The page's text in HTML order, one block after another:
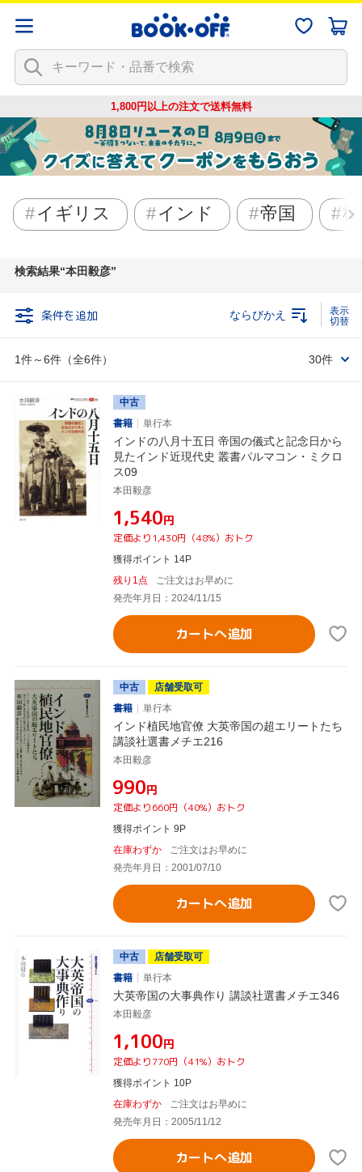
1,800円以上の注文で送料無料
イギリス インド 帝国
検索結果 本田毅彦
条件を追加
1件～6件（全6件）
ならびかえ
30件
中古
書籍
単行本
インドの八月十五日 帝国の儀式と記念日から
見たインド近現代史 叢書パルマコン・ミクロ
ス09
本田毅彦
¥1,540円
定価より1,430円（48%）おトク
獲得ポイント 14P
残り1点
ご注文はお早めに
発売年月日：2024/11/15
カートへ追加
中古
店舗受取可
書籍
単行本
インド植民地官僚 大英帝国の超エリートたち
講談社選書メチエ216
本田毅彦
¥990円
定価より660円（40%）おトク
獲得ポイント 9P
在庫わずか
ご注文はお早めに
発売年月日：2001/07/10
カートへ追加
中古
店舗受取可
書籍
単行本
大英帝国の大事典作り 講談社選書メチエ346
本田毅彦
¥1,100円
定価より770円（41%）おトク
獲得ポイント 10P
在庫わずか
ご注文はお早めに
発売年月日：2005/11/12
カートへ追加